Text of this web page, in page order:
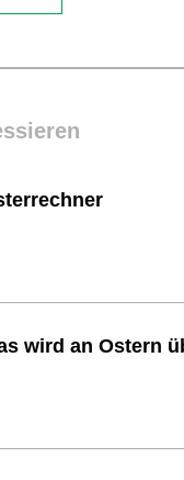
wird an Ostern